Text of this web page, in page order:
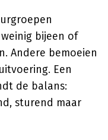
bijeen of
Andere bemoeien
Een
de balans:
sturend maar